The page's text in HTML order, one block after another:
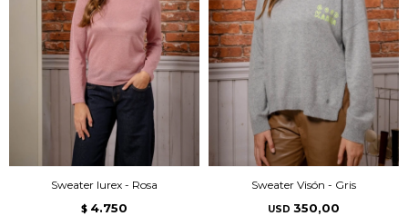
Sweater lurex - Rosa
$ 4.750
Sweater Visón - Gris
USD 350,00